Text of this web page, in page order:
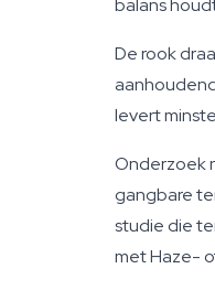
balans
De rook
levert
Onderzoek
gangbare
studie die
met Haze-